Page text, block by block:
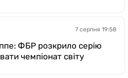
7 серпня 19:58
ФБР розкрило серію
чемпіонат світу